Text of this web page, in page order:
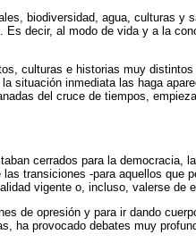
biodiversidad, agua, culturas y
decir, al modo de vida y a la
culturas e historias muy
situación inmediata las haga
del cruce de tiempos,
cerrados para la democracia,
transiciones -para aquellos que
vigente o, incluso, valerse de
de opresión y para ir dando
ha provocado debates muy